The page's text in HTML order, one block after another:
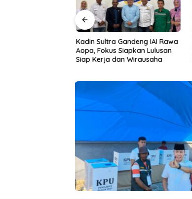
Kadin Sultra Gandeng IAI Rawa
Aopa, Fokus Siapkan Lulusan
Siap Kerja dan Wirausaha